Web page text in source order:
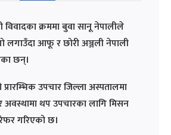
विवादका क्रममा बुवा सानू नेपालीले
लगाउँदा आफू र छोरी अञ्जली नेपाली
छन्।
उपचार जिल्ला अस्पतालमा
अवस्थामा थप उपचारका लागि मिसन
गरिएको छ।